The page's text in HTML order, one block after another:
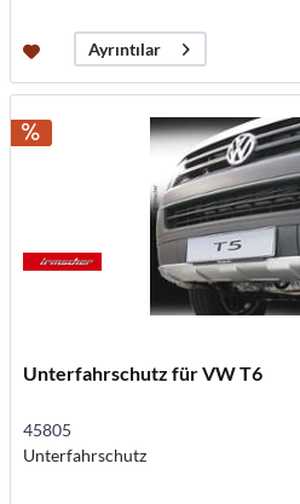
Ayrıntılar
Unterfahrschutz für VW T6
45805
Unterfahrschutz